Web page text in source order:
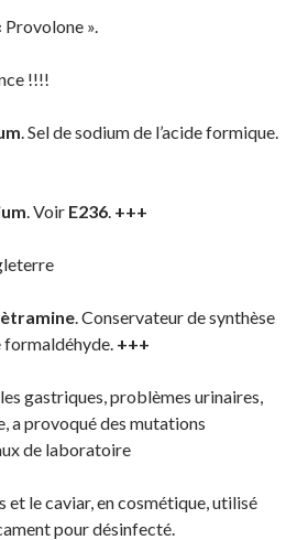
Provolone ».
!!!!
. Sel de sodium de l’acide formique.
. Voir E236. +++
. Conservateur de synthèse
formaldéhyde. +++
gastriques, problèmes urinaires,
a provoqué des mutations
de laboratoire
et le caviar, en cosmétique, utilisé
pour désinfecté.